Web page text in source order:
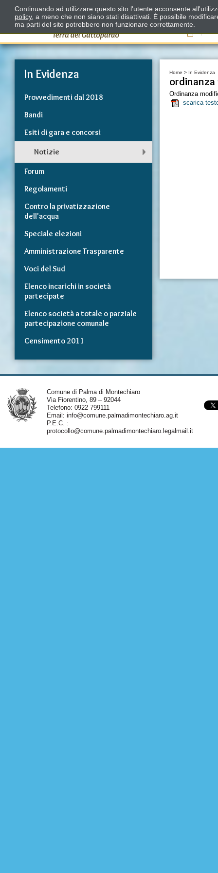
Il
In Evidenza
Provvedimenti dal 2018
Bandi
Esiti di gara e concorsi
Notizie
Forum
Regolamenti
Contro la privatizzazione
dell'acqua
Speciale elezioni
Amministrazione Trasparente
Voci del Sud
Elenco incarichi in società
partecipate
Elenco società a totale o parziale
partecipazione comunale
Censimento 2011
Home > In Evidenza
Ordinanza
scarica
Comune di Palma di Montechiaro
Via Fiorentino, 89 – 92044
Telefono: 0922 799111
Email: info@comune.palmadimontechiaro.ag.it
P.E.C. :
protocollo@comune.palmadimontechiaro.legalmail.it
Continuando ad utilizzare questo sito l'utente acconsente
policy, a meno che non siano stati disattivati. È possibile
ma parti del sito potrebbero non funzionare correttamente.